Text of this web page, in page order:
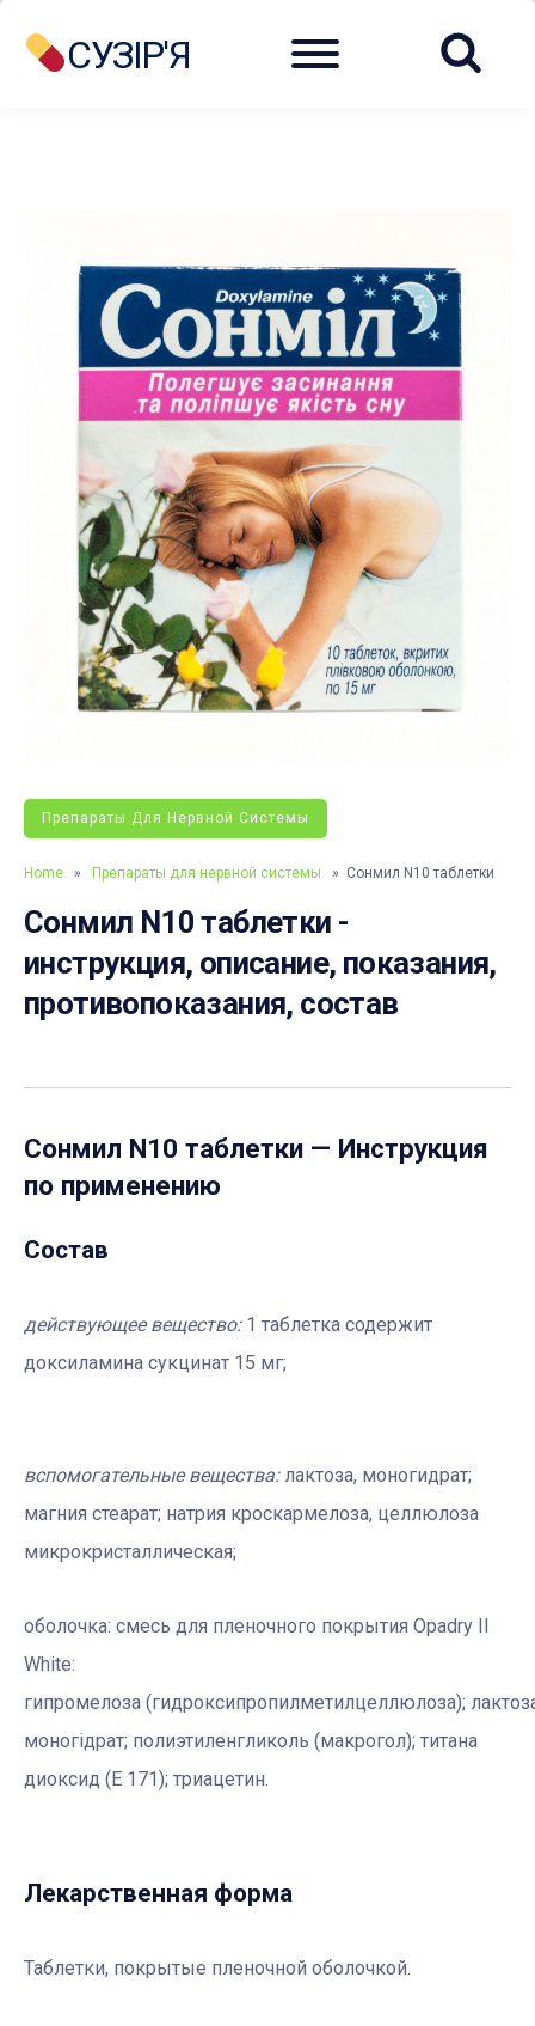
СУЗІР'Я Menu
Препараты Для Нервной Системы
Home » Препараты для нервной системы » Сонмил N10 таблетки
Сонмил N10 таблетки -
инструкция, описание, показания,
противопоказания, состав
Сонмил N10 таблетки — Инструкция
по применению
Состав
действующее вещество:1 таблетка содержит
доксиламина сукцинат 15 мг;
вспомогательные вещества:лактоза, моногидрат;
магния стеарат; натрия кроскармелоза, целлюлоза
микрокристаллическая;
оболочка: смесь для пленочного покрытия Opadry II
White:
гипромелоза (гидроксипропилметилцеллюлоза);
моногідрат; полиэтиленгликоль (макрогол); титана
диоксид (Е 171); триацетин.
Лекарственная форма
Таблетки, покрытые пленочной оболочкой.